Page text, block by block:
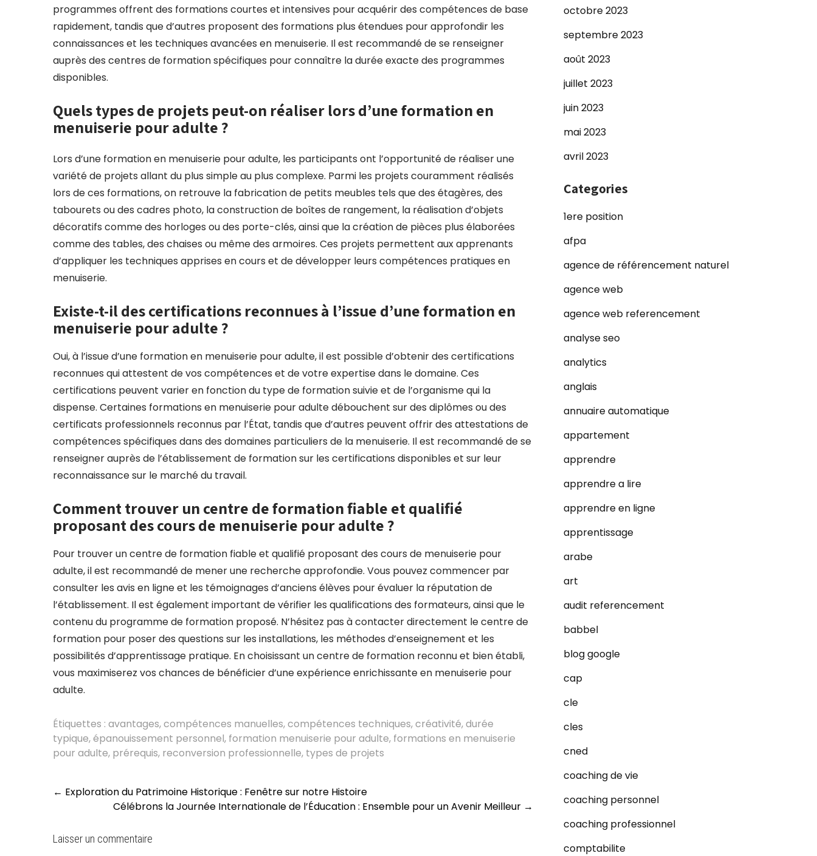
programmes offrent des formations courtes et intensives pour acquérir des compétences de base
rapidement, tandis que d’autres proposent des formations plus étendues pour approfondir les
connaissances et les techniques avancées en menuiserie. Il est recommandé de se renseigner
auprès des centres de formation spécifiques pour connaître la durée exacte des programmes
disponibles.
Quels types de projets peut-on réaliser lors d’une formation en
menuiserie pour adulte ?
Lors d’une formation en menuiserie pour adulte, les participants ont l’opportunité de réaliser une
variété de projets allant du plus simple au plus complexe. Parmi les projets couramment réalisés
lors de ces formations, on retrouve la fabrication de petits meubles tels que des étagères, des
tabourets ou des cadres photo, la construction de boîtes de rangement, la réalisation d’objets
décoratifs comme des horloges ou des porte-clés, ainsi que la création de pièces plus élaborées
comme des tables, des chaises ou même des armoires. Ces projets permettent aux apprenants
d’appliquer les techniques apprises en cours et de développer leurs compétences pratiques en
menuiserie.
Existe-t-il des certifications reconnues à l’issue d’une formation en
menuiserie pour adulte ?
Oui, à l’issue d’une formation en menuiserie pour adulte, il est possible d’obtenir des certifications
reconnues qui attestent de vos compétences et de votre expertise dans le domaine. Ces
certifications peuvent varier en fonction du type de formation suivie et de l’organisme qui la
dispense. Certaines formations en menuiserie pour adulte débouchent sur des diplômes ou des
certificats professionnels reconnus par l’État, tandis que d’autres peuvent offrir des attestations de
compétences spécifiques dans des domaines particuliers de la menuiserie. Il est recommandé de se
renseigner auprès de l’établissement de formation sur les certifications disponibles et sur leur
reconnaissance sur le marché du travail.
Comment trouver un centre de formation fiable et qualifié
proposant des cours de menuiserie pour adulte ?
Pour trouver un centre de formation fiable et qualifié proposant des cours de menuiserie pour
adulte, il est recommandé de mener une recherche approfondie. Vous pouvez commencer par
consulter les avis en ligne et les témoignages d’anciens élèves pour évaluer la réputation de
l’établissement. Il est également important de vérifier les qualifications des formateurs, ainsi que le
contenu du programme de formation proposé. N’hésitez pas à contacter directement le centre de
formation pour poser des questions sur les installations, les méthodes d’enseignement et les
possibilités d’apprentissage pratique. En choisissant un centre de formation reconnu et bien établi,
vous maximiserez vos chances de bénéficier d’une expérience enrichissante en menuiserie pour
adulte.
Étiquettes : avantages,compétences manuelles,compétences techniques,créativité,durée
typique,épanouissement personnel, formation menuiserie pour adulte, formations en menuiserie
pour adulte, prérequis, reconversion professionnelle, types de projets
Post
← Exploration du Patrimoine Historique : Fenêtre sur notre Histoire
Célébrons la Journée Internationale de l’Éducation : Ensemble pour un Avenir Meilleur →
Laisser un commentaire
octobre 2023
septembre 2023
août 2023
juillet 2023
juin 2023
mai 2023
avril 2023
Categories
1ere position
afpa
agence de référencement naturel
agence web
agence web referencement
analyse seo
analytics
anglais
annuaire automatique
appartement
apprendre
apprendre a lire
apprendre en ligne
apprentissage
arabe
art
audit referencement
babbel
blog google
cap
cle
cles
cned
coaching de vie
coaching personnel
coaching professionnel
comptabilite